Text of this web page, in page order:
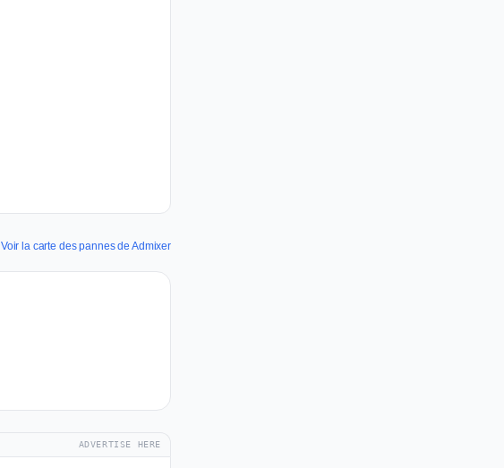
Voir la carte des pannes de Admixer
ADVERTISE HERE